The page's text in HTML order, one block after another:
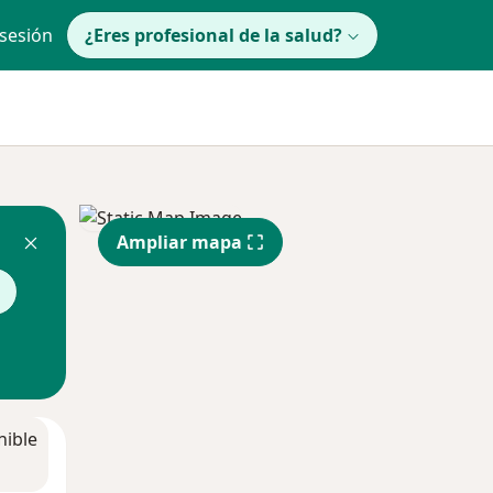
¿Eres profesional de la salud?
Ampliar mapa